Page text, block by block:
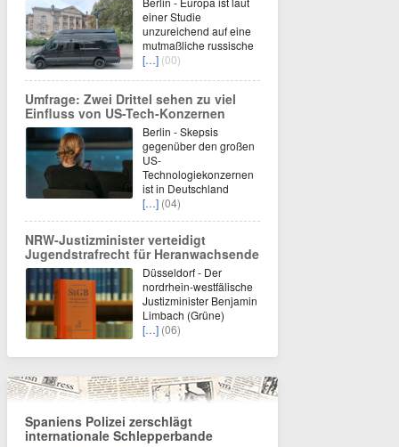
einer Studie
unzureichend auf eine
mutmaßliche russische
[…] (00)
Umfrage: Zwei Drittel sehen zu viel
Einfluss von US-Tech-Konzernen
Berlin - Skepsis
gegenüber den großen
US-
Technologiekonzernen
ist in Deutschland
[…] (04)
NRW-Justizminister verteidigt
Jugendstrafrecht für Heranwachsende
Düsseldorf - Der
nordrhein-westfälische
Justizminister Benjamin
Limbach (Grüne)
[…] (06)
Spaniens Polizei zerschlägt
internationale Schlepperbande